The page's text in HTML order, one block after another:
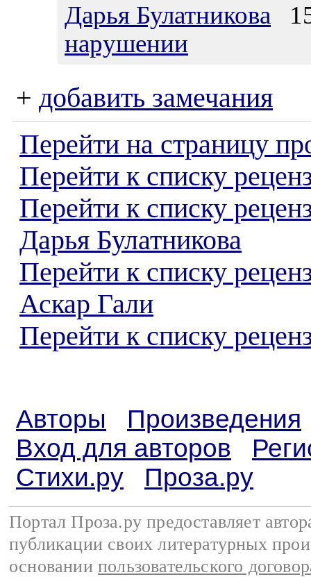
Дарья Булатникова
нарушении
+ добавить замечания
Перейти на страницу
Перейти к списку
Перейти к списку
Дарья Булатникова
Перейти к списку
Аскар Гали
Перейти к списку
Авторы
Произведения
Вход для авторов
Стихи.ру
Проза.ру
Портал Проза.ру предоставляет
публикации своих литературных
основании пользовательского